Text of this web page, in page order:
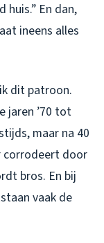
huis.” En dan,
ineens alles
dit patroon.
jaren ’70 tot
maar na 40
corrodeert door
bros. En bij
vaak de